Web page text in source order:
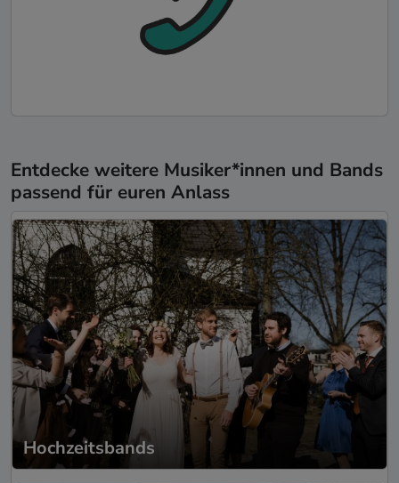
Entdecke weitere Musiker*innen und Bands
passend für euren Anlass
Hochzeitsbands